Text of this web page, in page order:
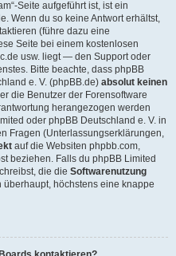
Seite aufgeführt ist, ist ein
Wenn du so keine Antwort erhältst,
(führe dazu eine
Seite bei einem kostenlosen
usw. liegt — den Support oder
Bitte beachte, dass phpBB
e. V. (phpBB.de) absolut keinen
die Benutzer der Forensoftware
herangezogen werden
oder phpBB Deutschland e. V. in
Fragen (Unterlassungserklärungen,
auf die Websiten phpbb.com,
beziehen. Falls du phpBB Limited
die die Softwarenutzung
überhaupt, höchstens eine knappe